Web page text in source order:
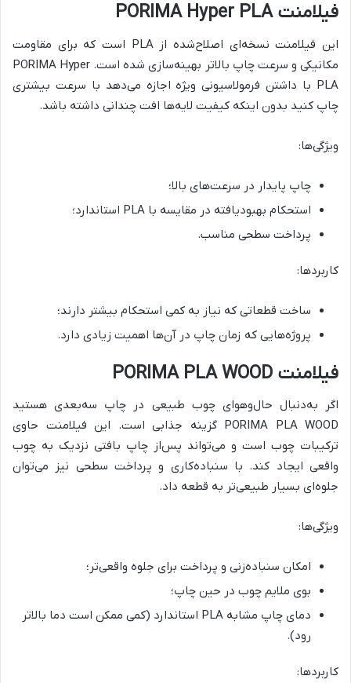
فیلامنت PORIMA Hyper PLA
این فیلامنت نسخه‌ای اصلاح‌شده از PLA است که برای مقاومت
مکانیکی و سرعت چاپ بالاتر بهینه‌سازی شده است. PORIMA Hyper
PLA با داشتن فرمولاسیونی ویژه اجازه می‌دهد با سرعت بیشتری
چاپ کنید بدون اینکه کیفیت لایه‌ها افت چندانی داشته باشد.
ویژگی‌ها:
چاپ پایدار در سرعت‌های بالا؛
استحکام بهبودیافته در مقایسه با PLA استاندارد؛
پرداخت سطحی مناسب.
کاربردها:
ساخت قطعاتی که نیاز به کمی استحکام بیشتر دارند؛
پروژه‌هایی که زمان چاپ در آن‌ها اهمیت زیادی دارد.
فیلامنت PORIMA PLA WOOD
اگر به‌دنبال حال‌وهوای چوب طبیعی در چاپ سه‌بعدی هستید
PORIMA PLA WOOD گزینه جذابی است. این فیلامنت حاوی
ترکیبات چوب است و می‌تواند پس‌از چاپ بافتی نزدیک به چوب
واقعی ایجاد کند. با سنباده‌کاری و پرداخت سطحی نیز می‌توان
جلوه‌ای بسیار طبیعی‌تر به قطعه داد.
ویژگی‌ها:
امکان سنباده‌زنی و پرداخت برای جلوه واقعی‌تر؛
بوی ملایم چوب در حین چاپ؛
دمای چاپ مشابه PLA استاندارد (کمی ممکن است دما بالاتر
رود).
کاربردها: